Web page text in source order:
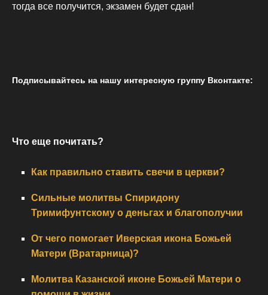
тогда все получится, экзамен будет сдан!
Подписывайтесь на нашу интересную группу Вконтакте:
Что еще почитать?
Как правильно ставить свечи в церкви?
Сильные молитвы Спиридону
Тримифунтскому о деньгах и благополучии
От чего помогает Иверская икона Божьей
Матери (Вратарница)?
Молитва Казанской иконе Божьей Матери о